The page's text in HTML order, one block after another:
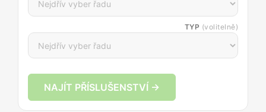
TYP (volitelně)
NAJÍT PŘÍSLUŠENSTVÍ →